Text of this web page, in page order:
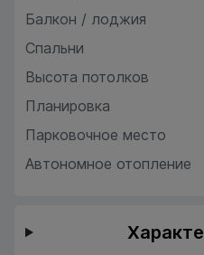
Балкон / лоджия
Спальни
Высота потолков
Планировка
Парковочное место
Автономное отопление